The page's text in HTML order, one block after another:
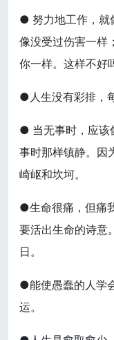
● 努力地工作，就
像没受过伤害一样
你一样。这样不好
●人生没有彩排，
● 当无事时，应该
事时那样镇静。因
崎岖和坎坷。
●生命很痛，但痛
要活出生命的诗意
日。
●能使愚蠢的人学
运。